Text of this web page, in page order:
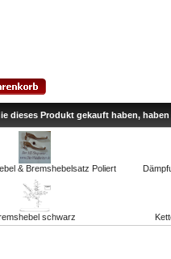
dieses Produkt gekauft haben,
& Bremshebelsatz Poliert
schwarz